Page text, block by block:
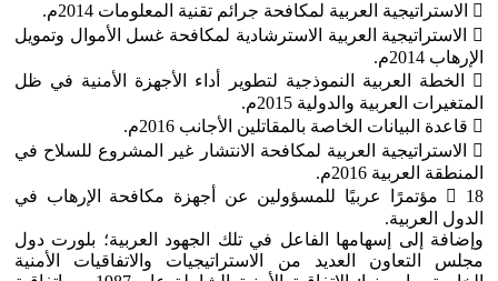
 الاستراتيجية العربية لمكافحة جرائم تقنية المعلومات 2014م.
 الاستراتيجية العربية الاسترشادية لمكافحة غسل الأموال وتمويل
الإرهاب 2014م.
 الخطة العربية النموذجية لتطوير أداء الأجهزة الأمنية في ظل
المتغيرات العربية والدولية 2015م.
 قاعدة البيانات الخاصة بالمقاتلين الأجانب 2016م.
 الاستراتيجية العربية لمكافحة الانتشار غير المشروع للسلاح في
المنطقة العربية 2016م.
 18 مؤتمرًا عربيًا للمسؤولين عن أجهزة مكافحة الإرهاب في
الدول العربية.
وإضافة إلى إسهامها الفاعل في تلك الجهود العربية؛ بلورت دول
مجلس التعاون العديد من الاستراتيجيات والاتفاقيات الأمنية